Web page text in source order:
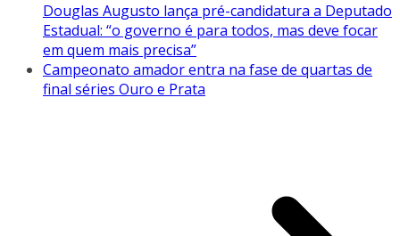
Douglas Augusto lança pré-candidatura a Deputado
Estadual: “o governo é para todos, mas deve focar
em quem mais precisa”
Campeonato amador entra na fase de quartas de
final séries Ouro e Prata